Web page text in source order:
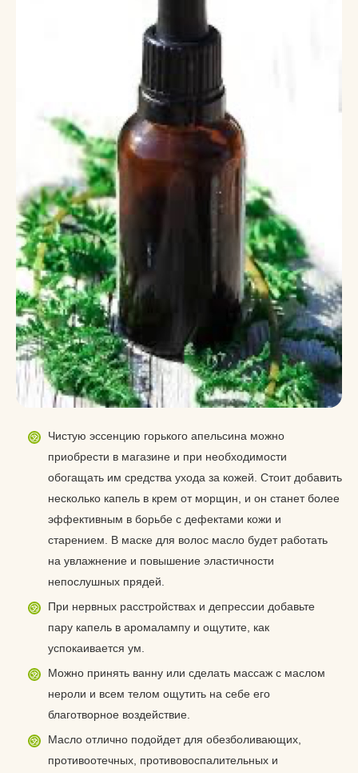
Чистую эссенцию горького апельсина можно
приобрести в магазине и при необходимости
обогащать им средства ухода за кожей. Стоит добавить
несколько капель в крем от морщин, и он станет более
эффективным в борьбе с дефектами кожи и
старением. В маске для волос масло будет работать
на увлажнение и повышение эластичности
непослушных прядей.
При нервных расстройствах и депрессии добавьте
пару капель в аромалампу и ощутите, как
успокаивается ум.
Можно принять ванну или сделать массаж с маслом
нероли и всем телом ощутить на себе его
благотворное воздействие.
Масло отлично подойдет для обезболивающих,
противоотечных, противовоспалительных и